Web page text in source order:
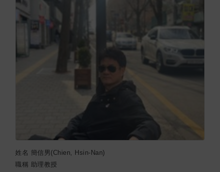
姓名 簡信男(Chien, Hsin-Nan)
職稱 助理教授